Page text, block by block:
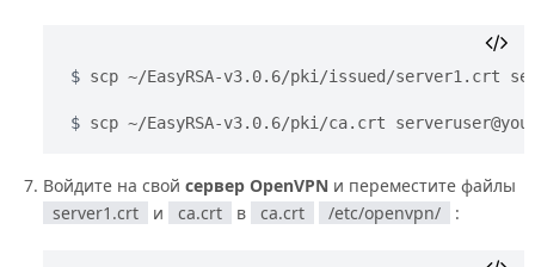
scp ~/EasyRSA-v3.0.6/pki/issued/server1.crt
scp ~/EasyRSA-v3.0.6/pki/ca.crt
Войдите на свой сервер OpenVPN и переместите файлы
server1.crt
и ca.crt в ca.crt /etc/openvpn/ :